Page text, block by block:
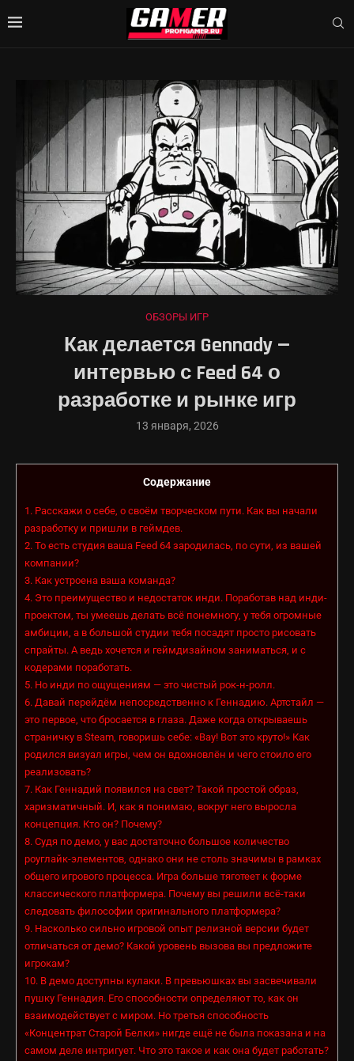
ОБЗОРЫ ИГР
Как делается Gennady —
интервью с Feed 64 о
разработке и рынке игр
13 января, 2026
Содержание
1. Расскажи о себе, о своём творческом пути. Как вы начали
разработку и пришли в геймдев.
2. То есть студия ваша Feed 64 зародилась, по сути, из вашей
компании?
3. Как устроена ваша команда?
4. Это преимущество и недостаток инди. Поработав над инди-
проектом, ты умеешь делать всё понемногу, у тебя огромные
амбиции, а в большой студии тебя посадят просто рисовать
спрайты. А ведь хочется и геймдизайном заниматься, и с
кодерами поработать.
5. Но инди по ощущениям — это чистый рок-н-ролл.
6. Давай перейдём непосредственно к Геннадию. Артстайл —
это первое, что бросается в глаза. Даже когда открываешь
страничку в Steam, говоришь себе: «Вау! Вот это круто!» Как
родился визуал игры, чем он вдохновлён и чего стоило его
реализовать?
7. Как Геннадий появился на свет? Такой простой образ,
харизматичный. И, как я понимаю, вокруг него выросла
концепция. Кто он? Почему?
8. Судя по демо, у вас достаточно большое количество
роуглайк-элементов, однако они не столь значимы в рамках
общего игрового процесса. Игра больше тяготеет к форме
классического платформера. Почему вы решили всё-таки
следовать философии оригинального платформера?
9. Насколько сильно игровой опыт релизной версии будет
отличаться от демо? Какой уровень вызова вы предложите
игрокам?
10. В демо доступны кулаки. В превьюшках вы засвечивали
пушку Геннадия. Его способности определяют то, как он
взаимодействует с миром. Но третья способность
«Концентрат Старой Белки» нигде ещё не была показана и на
самом деле интригует. Что это такое и как она будет работать?